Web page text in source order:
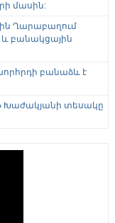
մասին:
Ղարաբաղում
բանակցային
բանաձև է
Խաժակյանի տեսակը